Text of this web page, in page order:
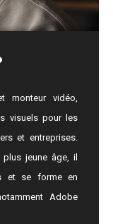
monteur vidéo,
visuels pour les
et entreprises.
plus jeune âge, il
et se forme en
Adobe